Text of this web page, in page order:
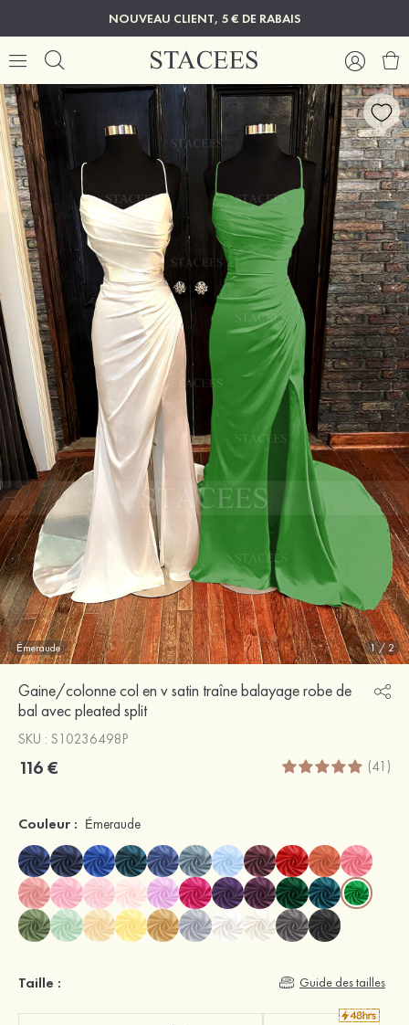
NOUVEAU CLIENT, 5 € DE RABAIS
Émeraude 1/2
Gaine/colonne col en v satin traîne balayage robe de
bal avec pleated split
SKU : S10236498P
116 € (41)
Couleur : Émeraude
Taille : Guide des tailles